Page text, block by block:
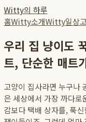
Witty의 하루
홈Witty소개Witty일상
우리 집 냥이도
트, 단순한 매트
고양이 집사라면 누구나
은 세상에서 가장 까다
감보다 택배 상자를, 푹